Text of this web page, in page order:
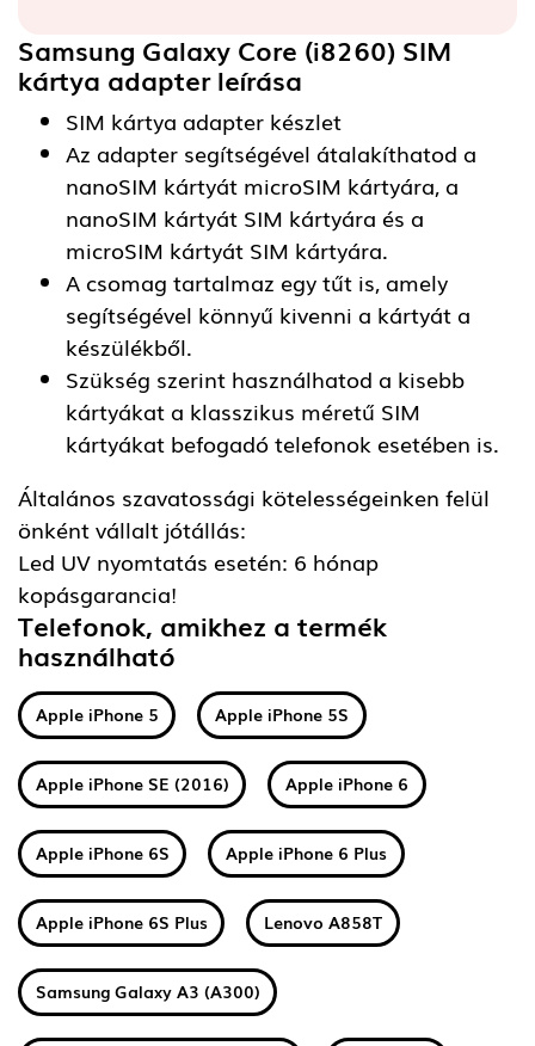
Samsung Galaxy Core (i8260) SIM
kártya adapterleírása
SIM kártya adapter készlet
Az adapter segítségével átalakíthatod a
nanoSIM kártyát microSIM kártyára, a
nanoSIM kártyát SIM kártyára és a
microSIM kártyát SIM kártyára.
A csomag tartalmaz egy tűt is, amely
segítségével könnyű kivenni a kártyát a
készülékből.
Szükség szerint használhatod a kisebb
kártyákat a klasszikus méretű SIM
kártyákat befogadó telefonok esetében is.
Általános szavatossági kötelességeinken felül
önként vállalt jótállás:
Led UV nyomtatás esetén: 6 hónap
kopásgarancia!
Telefonok, amikhez a termék
használható
Apple iPhone 5 Apple iPhone 5S
Apple iPhone SE (2016) Apple iPhone 6
Apple iPhone 6S Apple iPhone 6 Plus
Apple iPhone 6S Plus Lenovo A858T
Samsung Galaxy A3 (A300)